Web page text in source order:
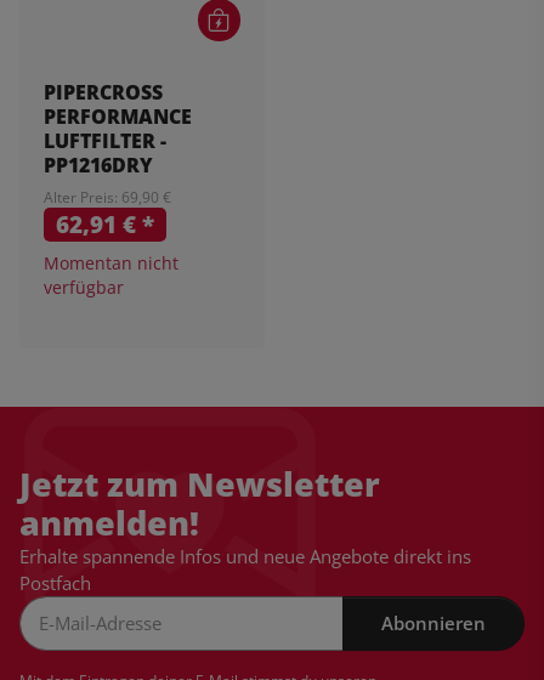
PIPERCROSS
PERFORMANCE
LUFTFILTER -
PP1216DRY
Alter Preis: 69,90 €
62,91 €*
Momentan nicht
verfügbar
Jetzt zum Newsletter
anmelden!
Erhalte spannende Infos und neue Angebote direkt ins
Postfach
Abonnieren